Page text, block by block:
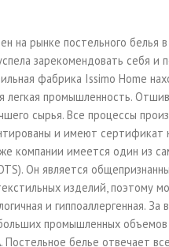
на рынке постельного белья
зарекомендовать себя и
фабрика Issimo Home
легкая промышленность.
сырья. Все процессы
и имеют сертификат
компании имеется один из
Он является
изделий, поэтому
и гиппоаллергенная. За
промышленных
белье отвечает